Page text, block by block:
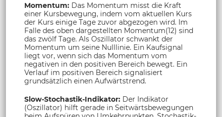
Momentum: Das Momentum misst die Kraft
einer Kursbewegung, indem vom aktuellen Kurs
der Kurs einige Tage zuvor abgezogen wird. Im
Falle des oben dargestellten Momentum(12) sind
das zwölf Tage. Als Oszillator schwankt der
Momentum um seine Nulllinie. Ein Kaufsignal
liegt vor, wenn sich das Momentum vom
negativen in den positiven Bereich bewegt. Ein
Verlauf im positiven Bereich signalisiert
grundsätzlich einen Aufwärtstrend.
Slow-Stochastik-Indikator: Der Indikator
(Oszillator) hilft gerade in Seitwärtsbewegungen